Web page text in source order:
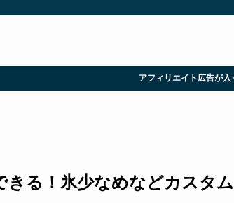
アフィリエイト広告が入
きる！氷少なめなどカスタ